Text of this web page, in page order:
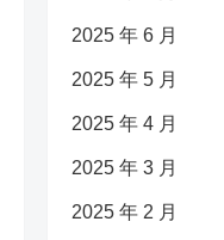
2025 年 6 月
2025 年 5 月
2025 年 4 月
2025 年 3 月
2025 年 2 月